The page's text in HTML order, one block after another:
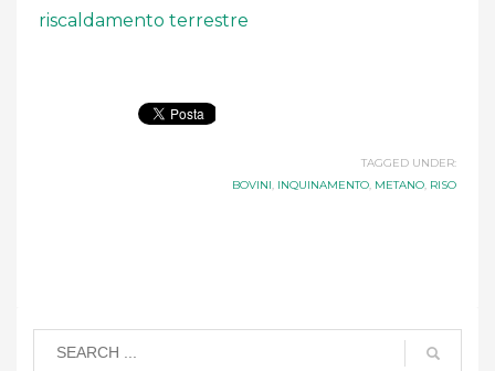
riscaldamento terrestre
TAGGED UNDER:
BOVINI, INQUINAMENTO, METANO, RISO